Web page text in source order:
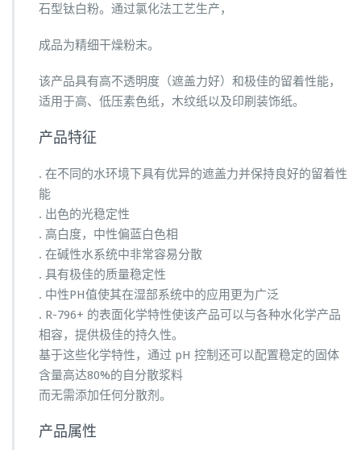
石型钛白粉。通过氯化法工艺生产，
成品为精细干燥粉末。
该产品具有高不透明度（遮盖力好）和极佳的留着性能，
适用于高、低压素色纸，木纹纸以及印刷装饰纸。
产品特征
. 在不同的水环境下具有优异的遮盖力并保持良好的留着性
能
. 出色的光稳定性
. 高白度，中性偏蓝白色相
. 在碱性水系统中非常容易分散
. 具有极佳的质量稳定性
. 中性PH值使其在湿部系统中的应用更为广泛
. R-796+ 的表面化学特性使该产品可以与各种水化学产品
相容，提供极佳的持久性。
基于这些化学特性，通过 pH 控制还可以配置稳定的固体
含量高达80%的自分散浆料
而无需添加任何分散剂。
产品属性